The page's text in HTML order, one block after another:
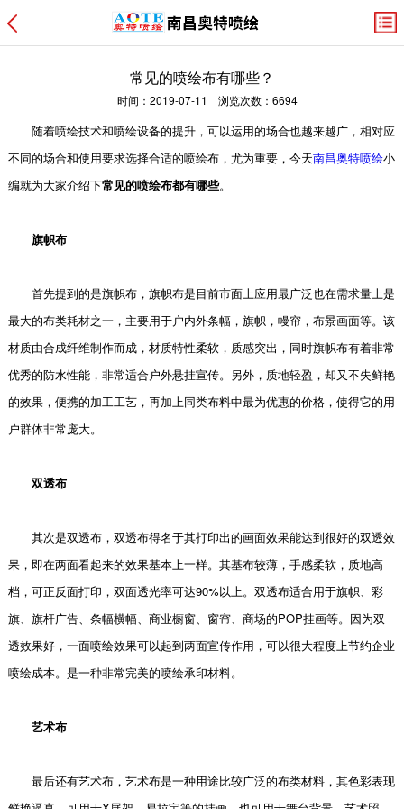
常见的喷绘布有哪些？
时间：2019-07-11 浏览次数：6694
随着喷绘技术和喷绘设备的提升，可以运用的场合也越来越广，相对应
不同的场合和使用要求选择合适的喷绘布，尤为重要，今天南昌奥特喷绘小
编就为大家介绍下常见的喷绘布都有哪些。
旗帜布
首先提到的是旗帜布，旗帜布是目前市面上应用最广泛也在需求量上是
最大的布类耗材之一，主要用于户内外条幅，旗帜，幔帘，布景画面等。该
材质由合成纤维制作而成，材质特性柔软，质感突出，同时旗帜布有着非常
优秀的防水性能，非常适合户外悬挂宣传。另外，质地轻盈，却又不失鲜艳
的效果，便携的加工工艺，再加上同类布料中最为优惠的价格，使得它的用
户群体非常庞大。
双透布
其次是双透布，双透布得名于其打印出的画面效果能达到很好的双透效
果，即在两面看起来的效果基本上一样。其基布较薄，手感柔软，质地高
档，可正反面打印，双面透光率可达90%以上。双透布适合用于旗帜、彩
旗、旗杆广告、条幅横幅、商业橱窗、窗帘、商场的POP挂画等。因为双
透效果好，一面喷绘效果可以起到两面宣传作用，可以很大程度上节约企业
喷绘成本。是一种非常完美的喷绘承印材料。
艺术布
最后还有艺术布，艺术布是一种用途比较广泛的布类材料，其色彩表现